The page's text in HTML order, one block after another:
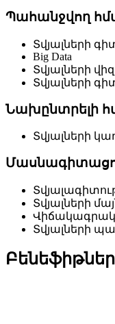
Պահանջվող
Տվյալների
Big Data
Տվյալների
Տվյալների
Նախընտրելի
Տվյալների
Տվյալների
Տվյալների
Բենեֆիթներ